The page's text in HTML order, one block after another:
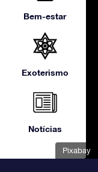
Pixabay
Bem-estar
Exoterismo
Notícias